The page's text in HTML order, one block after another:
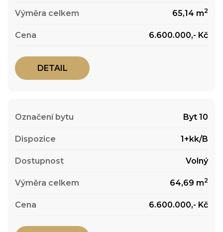
65,14 m2
6.600.000,- Kč
DETAIL
Byt 10
1+kk/B
Volný
64,69 m2
6.600.000,- Kč